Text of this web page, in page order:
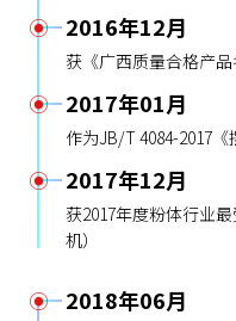
2016年12月
获《广西质量合格产
2017年01月
作为JB/T 4084-2017
2017年12月
获2017年度粉体行业
机）
2018年06月